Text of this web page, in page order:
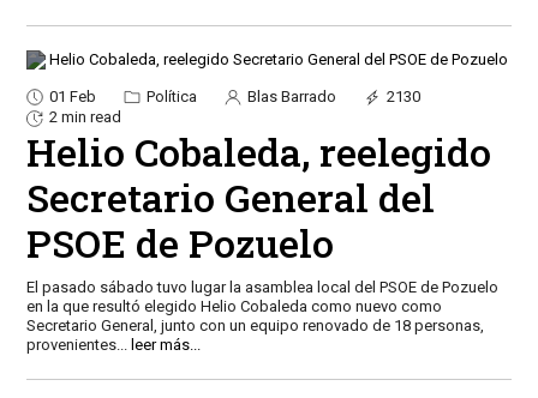
01 Feb Política Blas Barrado
2130
2 min read
Helio Cobaleda, reelegido
Secretario General del
PSOE de Pozuelo
El pasado sábado tuvo lugar la asamblea local del PSOE de Pozuelo
en la que resultó elegido Helio Cobaleda como nuevo como
Secretario General, junto con un equipo renovado de 18 personas,
provenientes... leer más...